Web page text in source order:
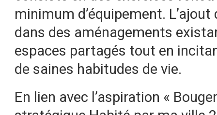
minimum d’équipement.
dans des aménagements
espaces partagés tout en
de saines habitudes de vie.
En lien avec l’aspiration «